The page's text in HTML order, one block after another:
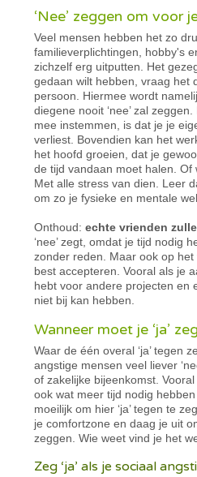
‘Nee’ zeggen om voor
Veel mensen hebben het zo
familieverplichtingen, hobby's
zichzelf erg uitputten. Het
gedaan wilt hebben, vraag het
persoon. Hiermee wordt
diegene nooit ‘nee’ zal
mee instemmen, is dat je je
verliest. Bovendien kan het
het hoofd groeien, dat je
de tijd vandaan moet halen. Of
Met alle stress van dien. Leer
om zo je fysieke en mentale
Onthoud:echte vrienden
‘nee’ zegt, omdat je tijd nodig
zonder reden. Maar ook op het
best accepteren. Vooral als je
hebt voor andere projecten en
niet bij kan hebben.
Wanneer moet je ‘ja’
Waar de één overal ‘ja’ tegen
angstige mensen veel liever
of zakelijke bijeenkomst.
ook wat meer tijd nodig
moeilijk om hier ‘ja’ tegen te
je comfortzone en daag je uit
zeggen. Wie weet vind je het
Zeg ‘ja’ als je sociaal